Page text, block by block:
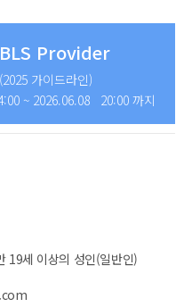
BLS Provider
(2025 가이드라인)
~ 2026.06.08 20:00 까지
19세 이상의 성인(일반인)